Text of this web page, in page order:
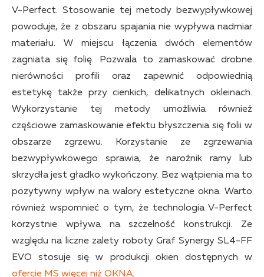
V-Perfect. Stosowanie tej metody bezwypływkowej
powoduje, że z obszaru spajania nie wypływa nadmiar
materiału. W miejscu łączenia dwóch elementów
zagniata się folię. Pozwala to zamaskować drobne
nierówności profili oraz zapewnić odpowiednią
estetykę także przy cienkich, delikatnych okleinach.
Wykorzystanie tej metody umożliwia również
częściowe zamaskowanie efektu błyszczenia się folii w
obszarze zgrzewu. Korzystanie ze zgrzewania
bezwypływkowego sprawia, że narożnik ramy lub
skrzydła jest gładko wykończony. Bez wątpienia ma to
pozytywny wpływ na walory estetyczne okna. Warto
również wspomnieć o tym, że technologia V-Perfect
korzystnie wpływa na szczelność konstrukcji. Ze
względu na liczne zalety roboty Graf Synergy SL4-FF
EVO stosuje się w produkcji okien dostępnych w
ofercie MS więcej niż OKNA.